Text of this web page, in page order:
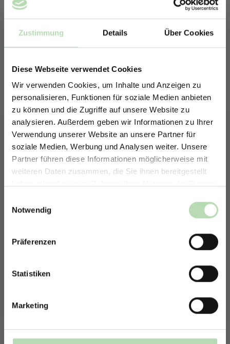
Zustimmung Details Über Cookies
Diese Webseite verwendet Cookies
Wir verwenden Cookies, um Inhalte und Anzeigen zu
personalisieren, Funktionen für soziale Medien anbieten
zu können und die Zugriffe auf unsere Website zu
analysieren. Außerdem geben wir Informationen zu Ihrer
Verwendung unserer Website an unsere Partner für
soziale Medien, Werbung und Analysen weiter. Unsere
Partner führen diese Informationen möglicherweise mit
weiteren Daten zusammen, die Sie ihnen bereitgestellt
Notwendig
Präferenzen
Statistiken
Marketing
469118171
308416135
ERHALTE 5% RABATT AUF
DEINE RÜCKWÄNDE